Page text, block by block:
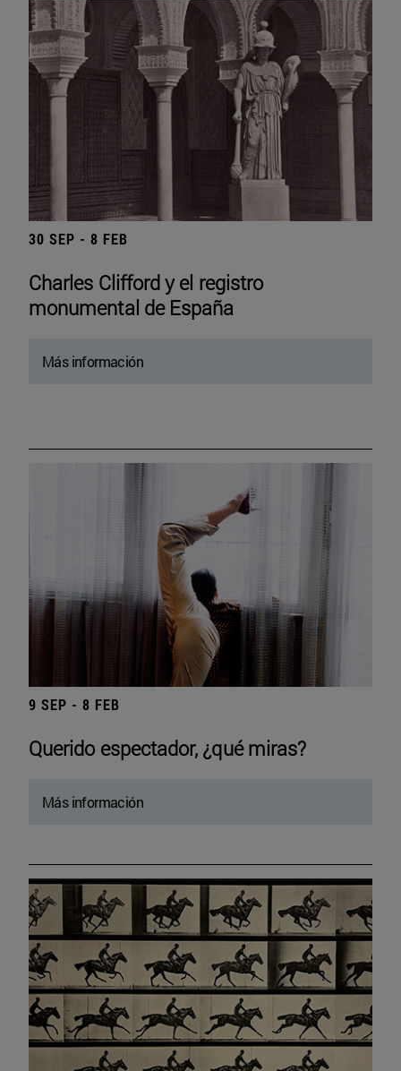
30 SEP - 8 FEB
Charles Clifford y el registro
monumental de España
Más información
9 SEP - 8 FEB
Querido espectador, ¿qué miras?
Más información